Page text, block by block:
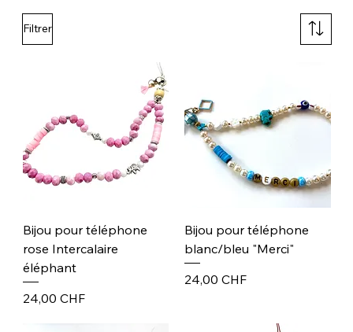
Filtrer
Bijou pour téléphone
rose Intercalaire
éléphant
Prix
24,00 CHF
Bijou pour téléphone
blanc/bleu "Merci"
Prix
24,00 CHF